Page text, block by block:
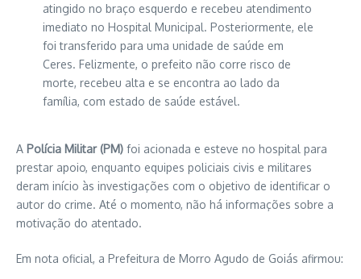
atingido no braço esquerdo e recebeu atendimento
imediato no Hospital Municipal. Posteriormente, ele
foi transferido para uma unidade de saúde em
Ceres. Felizmente, o prefeito não corre risco de
morte, recebeu alta e se encontra ao lado da
família, com estado de saúde estável.
A Polícia Militar (PM) foi acionada e esteve no hospital para
prestar apoio, enquanto equipes policiais civis e militares
deram início às investigações com o objetivo de identificar o
autor do crime. Até o momento, não há informações sobre a
motivação do atentado.
Em nota oficial, a Prefeitura de Morro Agudo de Goiás afirmou: